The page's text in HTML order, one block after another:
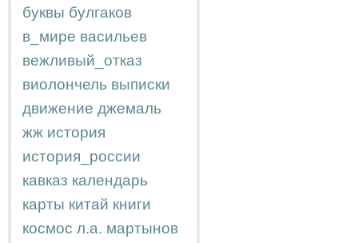
буквы булгаков
в_мире васильев
вежливый_отказ
виолончель выписки
движение джемаль
жж история
история_россии
кавказ календарь
карты китай книги
космос л.а. мартынов